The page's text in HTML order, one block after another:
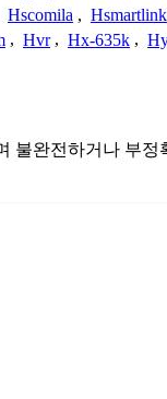
Hscomila , Hsmartlink
, Hvr , Hx-635k ,
불완전하거나 부